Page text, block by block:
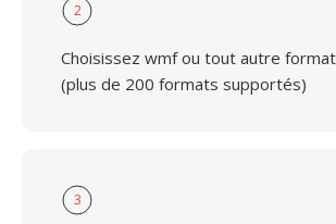
2
Choisissez wmf ou tout autre
(plus de 200 formats supportés)
3